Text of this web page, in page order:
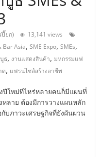
ยก)
13,141 views
Bar Asia,SME Expo,SMEs,
ธ, งานแสดงสินค้า,มหกรรมแฟ
ด, แฟรนไชส์สร้างอาชีพ
ปีใหม่ทีไหร่หลายคนก็มีแผนที่
หลาย ต้องมีการวางแผนหลัก
บภาวะเศรษฐกิจที่ยังผันผวน